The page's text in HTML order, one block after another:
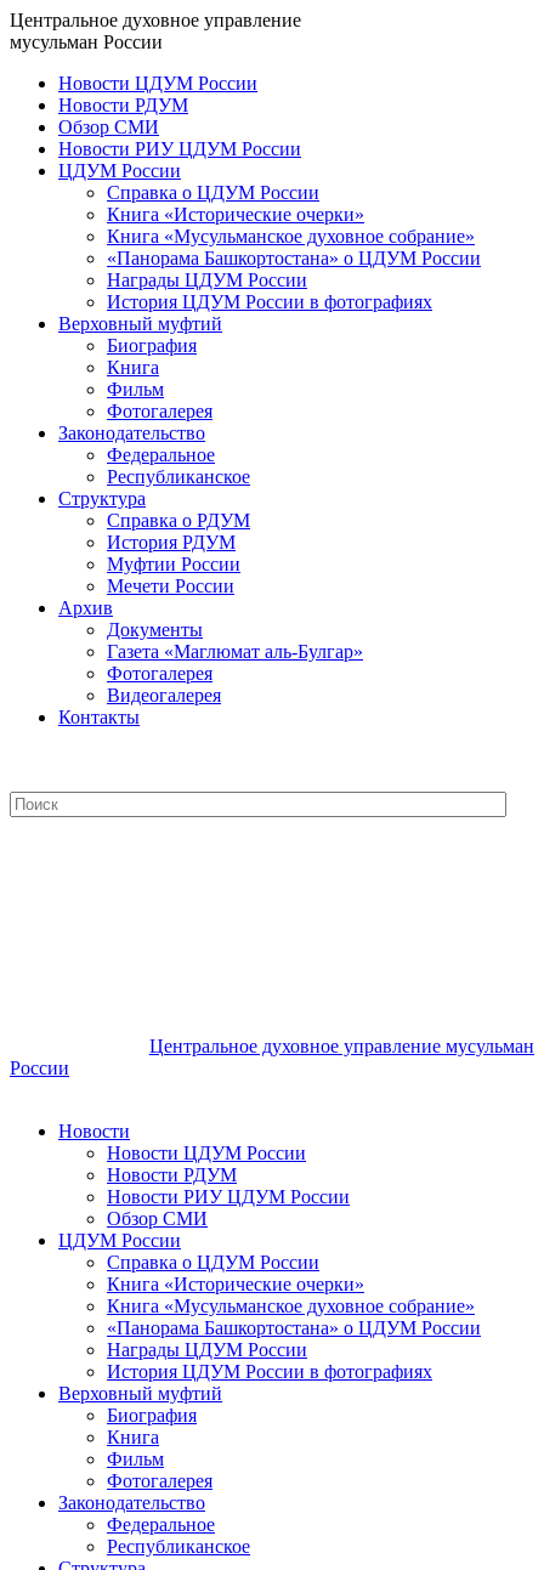
Центральное духовное управление
мусульман России
Новости ЦДУМ России
Новости РДУМ
Обзор СМИ
Новости РИУ ЦДУМ России
ЦДУМ России
Справка о ЦДУМ России
Книга «Исторические очерки»
Книга «Мусульманское духовное собрание»
«Панорама Башкортостана» о ЦДУМ России
Награды ЦДУМ России
История ЦДУМ России в фотографиях
Верховный муфтий
Биография
Книга
Фильм
Фотогалерея
Законодательство
Федеральное
Республиканское
Структура
Справка о РДУМ
История РДУМ
Муфтии России
Мечети России
Архив
Документы
Газета «Маглюмат аль-Булгар»
Фотогалерея
Видеогалерея
Контакты
Центральное духовное управление мусульман
России
Новости
Новости ЦДУМ России
Новости РДУМ
Новости РИУ ЦДУМ России
Обзор СМИ
ЦДУМ России
Справка о ЦДУМ России
Книга «Исторические очерки»
Книга «Мусульманское духовное собрание»
«Панорама Башкортостана» о ЦДУМ России
Награды ЦДУМ России
История ЦДУМ России в фотографиях
Верховный муфтий
Биография
Книга
Фильм
Фотогалерея
Законодательство
Федеральное
Республиканское